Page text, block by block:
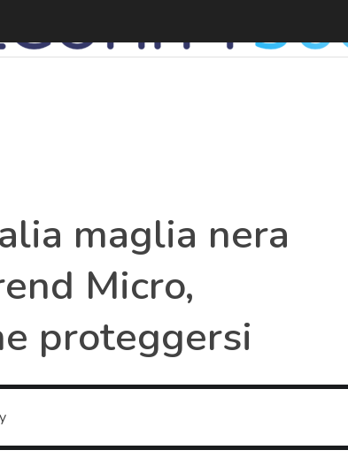
maglia nera
Micro,
proteggersi